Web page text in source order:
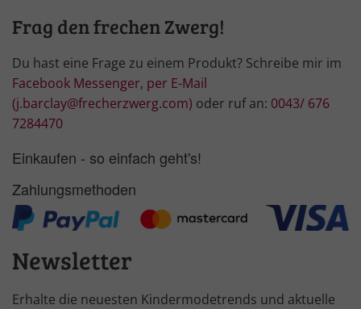
Frag den frechen Zwerg!
Du hast eine Frage zu einem Produkt? Schreibe mir im
Facebook Messenger, per E-Mail
(j.barclay@frecherzwerg.com) oder ruf an: 0043/ 676
7284470
Einkaufen - so einfach geht's!
Zahlungsmethoden
Newsletter
Erhalte die neuesten Kindermodetrends und aktuelle